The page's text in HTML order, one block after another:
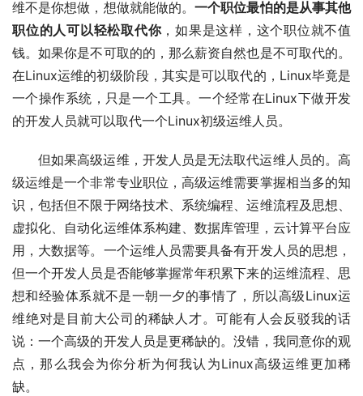
维不是你想做，想做就能做的。一个职位最怕的是从事其他
职位的人可以轻松取代你，如果是这样，这个职位就不值
钱。如果你是不可取的的，那么薪资自然也是不可取代的。
在Linux运维的初级阶段，其实是可以取代的，Linux毕竟是
一个操作系统，只是一个工具。一个经常在Linux下做开发
的开发人员就可以取代一个Linux初级运维人员。
但如果高级运维，开发人员是无法取代运维人员的。高
级运维是一个非常专业职位，高级运维需要掌握相当多的知
识，包括但不限于网络技术、系统编程、运维流程及思想、
虚拟化、自动化运维体系构建、数据库管理，云计算平台应
用，大数据等。一个运维人员需要具备有开发人员的思想，
但一个开发人员是否能够掌握常年积累下来的运维流程、思
想和经验体系就不是一朝一夕的事情了，所以高级Linux运
维绝对是目前大公司的稀缺人才。可能有人会反驳我的话
说：一个高级的开发人员是更稀缺的。没错，我同意你的观
点，那么我会为你分析为何我认为Linux高级运维更加稀
缺。